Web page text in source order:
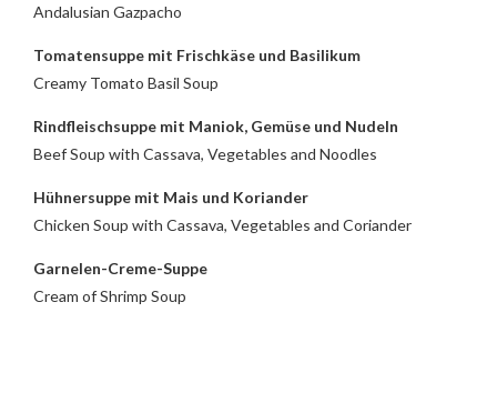
Andalusian Gazpacho
Tomatensuppe mit Frischkäse und Basilikum
Creamy Tomato Basil Soup
Rindfleischsuppe mit Maniok, Gemüse und Nudeln
Beef Soup with Cassava, Vegetables and Noodles
Hühnersuppe mit Mais und Koriander
Chicken Soup with Cassava, Vegetables and Coriander
Garnelen-Creme-Suppe
Cream of Shrimp Soup